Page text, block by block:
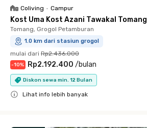
Coliving • Campur
Kost Uma Kost Azani Tawakal Tomang
Tomang, Grogol Petamburan
1.0 km dari stasiun grogol
mulai dari Rp2.436.000
-10% Rp2.192.400 /bulan
Diskon sewa min. 12 Bulan
Lihat info lebih banyak